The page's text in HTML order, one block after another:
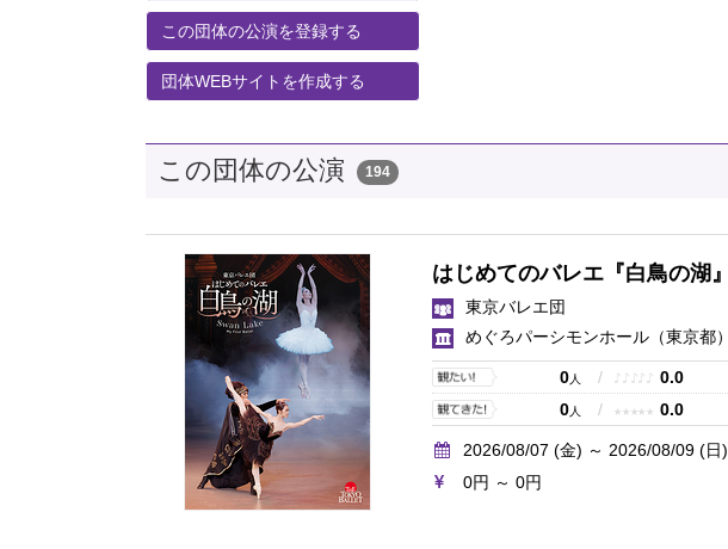
この団体の公演を登録する
団体WEBサイトを作成する
この団体の公演 194
はじめてのバレエ『白鳥の湖』
東京バレエ団
めぐろパーシモンホール （東京都）
0人 / ♪ ♪ ♪ ♪ ♪
0.0
0人 / ★ ★ ★ ★ ★ 0.0
2026/08/07 (金) ～ 2026/08/09 (日)
0円 ～ 0円